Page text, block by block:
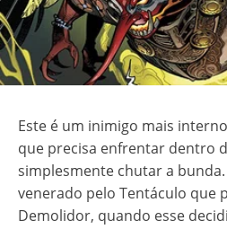
Este é um inimigo mais
que precisa enfrentar dentro
simplesmente chutar a
venerado pelo Tentáculo que
Demolidor, quando esse